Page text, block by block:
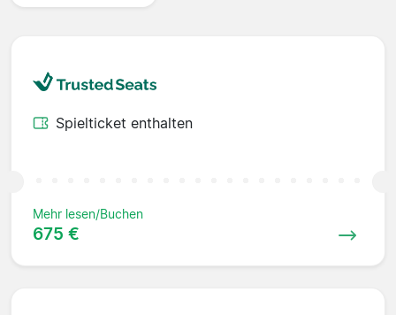
Spielticket enthalten
Mehr lesen/Buchen
675 €